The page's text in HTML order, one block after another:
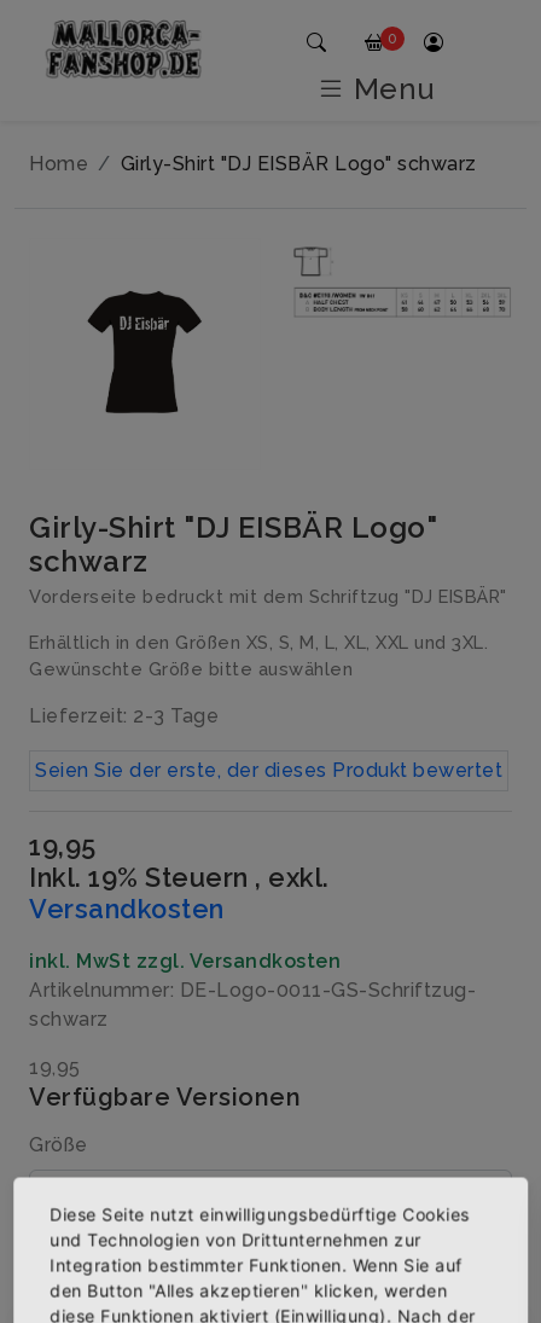
Home Girly-Shirt "DJ EISBÄR Logo" schwarz
Girly-Shirt "DJ EISBÄR Logo"
schwarz
Vorderseite bedruckt mit dem Schriftzug "DJ EISBÄR"
Erhältlich in den Größen XS, S, M, L, XL, XXL und 3XL.
Gewünschte Größe bitte auswählen
Lieferzeit: 2-3 Tage
Seien Sie der erste, der dieses Produkt bewertet
19,95
Inkl. 19% Steuern , exkl.
Versandkosten
inkl. MwSt zzgl. Versandkosten
Artikelnummer: DE-Logo-0011-GS-Schriftzug-
schwarz
19,95
Verfügbare Versionen
Größe
Menge
0
Menu
Diese Seite nutzt einwilligungsbedürftige Cookies
und Technologien von Drittunternehmen zur
Integration bestimmter Funktionen. Wenn Sie auf
den Button "Alles akzeptieren" klicken, werden
diese Funktionen aktiviert (Einwilligung). Nach der